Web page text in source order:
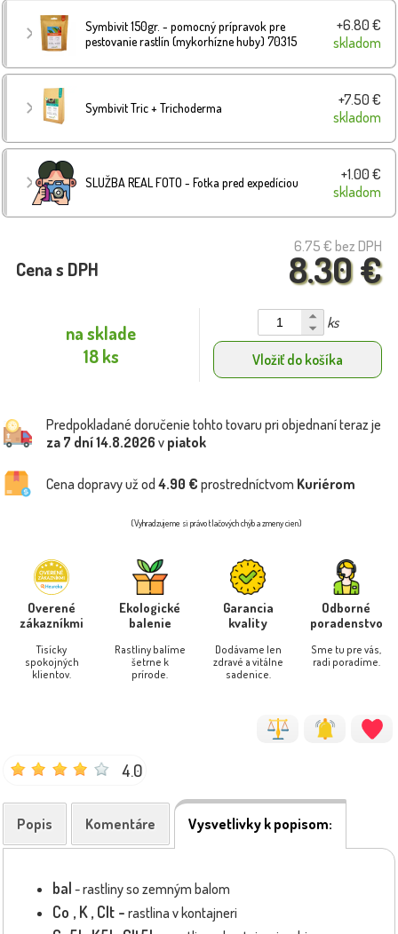
Symbivit 150gr. - pomocný prípravok pre
pestovanie rastlín (mykorhízne huby) 70315
+6.80 €
skladom
Symbivit Tric + Trichoderma
+7.50 €
skladom
SLUŽBA REAL FOTO - Fotka pred expedíciou
+1.00 €
skladom
6.75 € bez DPH
8.30 €
Cena s DPH
na sklade
18 ks
ks
Vložiť do košíka
Predpokladané doručenie tohto tovaru pri objednaní teraz je
za 7 dní14.8.2026 v piatok
Cena dopravy už od 4.90 € prostredníctvom Kuriérom
(Vyhradzujeme si právo tlačových chýb a zmeny cien)
Overené
zákazníkmi
Tisícky
spokojných
klientov.
Ekologické
balenie
Rastliny balíme
šetrne k
prírode.
Garancia
kvality
Dodávame len
zdravé a vitálne
sadenice.
Odborné
poradenstvo
Sme tu pre vás,
radi poradíme.
4.0
Popis Komentáre Vysvetlivky k popisom:
bal - rastliny so zemným balom
Co , K, Clt - rastlina v kontajneri